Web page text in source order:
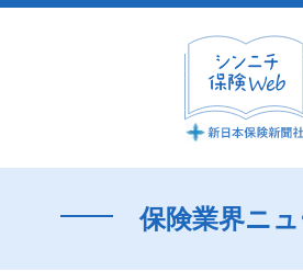
保険業界ニ